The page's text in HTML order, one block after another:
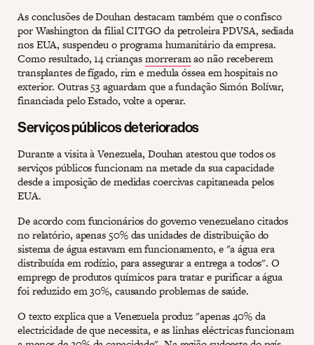
As conclusões de Douhan destacam também que o confisco
por Washington da filial CITGO da petroleira PDVSA, sediada
nos EUA, suspendeu o programa humanitário da empresa.
Como resultado, 14 criançasmorreramao não receberem
transplantes de fígado, rim e medula óssea em hospitais no
exterior. Outras 53 aguardam que a fundação Simón Bolívar,
financiada pelo Estado, volte a operar.
Serviços públicos deteriorados
Durante a visita à Venezuela, Douhan atestou que todos os
serviços públicos funcionam na metade da sua capacidade
desde a imposição de medidas coercivas capitaneada pelos
EUA.
De acordo com funcionários do governo venezuelano citados
no relatório, apenas 50% das unidades de distribuição do
sistema de água estavam em funcionamento, e "a água era
distribuída em rodízio, para assegurar a entrega a todos". O
emprego de produtos químicos para tratar e purificar a água
foi reduzido em 30%, causando problemas de saúde.
O texto explica que a Venezuela produz "apenas 40% da
electricidade de que necessita, e as linhas eléctricas funcionam